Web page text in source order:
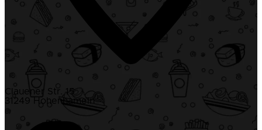
Clauener Str. 15
31249 Hohenhameln